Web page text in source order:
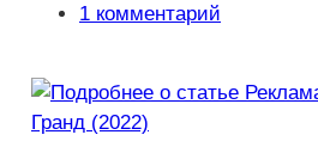
записи:
Комментарии
1 комментарий